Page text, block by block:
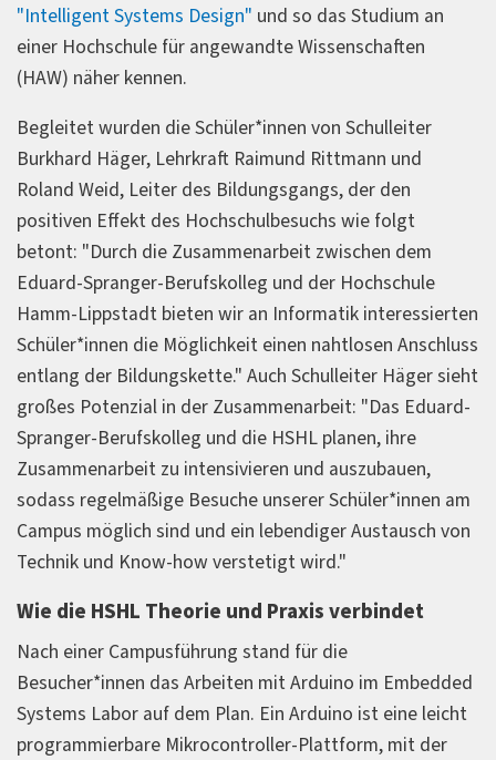
"Intelligent Systems Design" und so das Studium an
einer Hochschule für angewandte Wissenschaften
(HAW) näher kennen.
Begleitet wurden die Schüler*innen von Schulleiter
Burkhard Häger, Lehrkraft Raimund Rittmann und
Roland Weid, Leiter des Bildungsgangs, der den
positiven Effekt des Hochschulbesuchs wie folgt
betont: "Durch die Zusammenarbeit zwischen dem
Eduard-Spranger-Berufskolleg und der Hochschule
Hamm-Lippstadt bieten wir an Informatik interessierten
Schüler*innen die Möglichkeit einen nahtlosen Anschluss
entlang der Bildungskette." Auch Schulleiter Häger sieht
großes Potenzial in der Zusammenarbeit: "Das Eduard-
Spranger-Berufskolleg und die HSHL planen, ihre
Zusammenarbeit zu intensivieren und auszubauen,
sodass regelmäßige Besuche unserer Schüler*innen am
Campus möglich sind und ein lebendiger Austausch von
Technik und Know-how verstetigt wird."
Wie die HSHL Theorie und Praxis verbindet
Nach einer Campusführung stand für die
Besucher*innen das Arbeiten mit Arduino im Embedded
Systems Labor auf dem Plan. Ein Arduino ist eine leicht
programmierbare Mikrocontroller-Plattform, mit der